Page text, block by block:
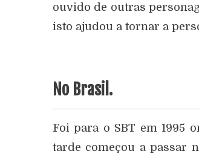
ouvido de outras
isto ajudou a tornar a
No Brasil.
Foi para o SBT em 1995
tarde começou a passar